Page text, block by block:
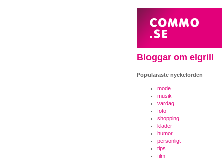
Bloggar om elgrill
Populäraste nyckelorden
mode
musik
vardag
foto
shopping
kläder
humor
personligt
tips
film